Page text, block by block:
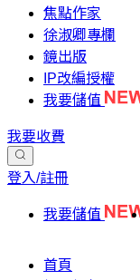
焦點作家
徐淑卿專欄
鏡出版
IP改編授權
我要儲值
我要收費
登入/註冊
我要儲值
首頁